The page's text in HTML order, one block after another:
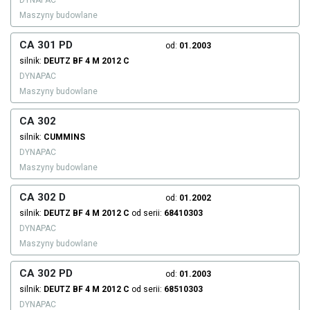
Maszyny budowlane
CA 301 PD od: 01.2003
silnik: DEUTZ BF 4 M 2012 C
DYNAPAC
Maszyny budowlane
CA 302
silnik: CUMMINS
DYNAPAC
Maszyny budowlane
CA 302 D od: 01.2002
silnik: DEUTZ BF 4 M 2012 C od serii: 68410303
DYNAPAC
Maszyny budowlane
CA 302 PD od: 01.2003
silnik: DEUTZ BF 4 M 2012 C od serii: 68510303
DYNAPAC